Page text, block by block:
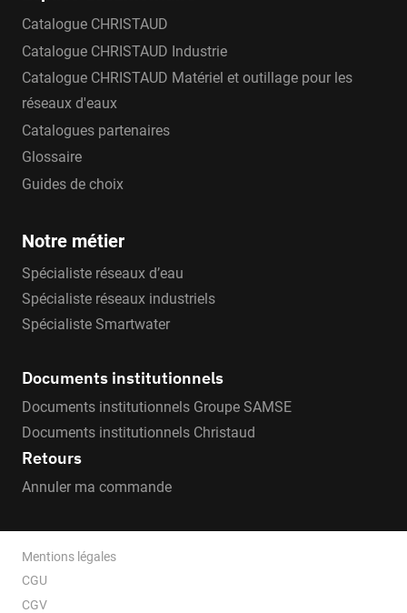
Catalogue CHRISTAUD
Catalogue CHRISTAUD Industrie
Catalogue CHRISTAUD Matériel et outillage pour les
réseaux d'eaux
Catalogues partenaires
Glossaire
Guides de choix
Notre métier
Spécialiste réseaux d’eau
Spécialiste réseaux industriels
Spécialiste Smartwater
Documents institutionnels
Documents institutionnels Groupe SAMSE
Documents institutionnels Christaud
Retours
Annuler ma commande
Mentions légales
CGU
CGV